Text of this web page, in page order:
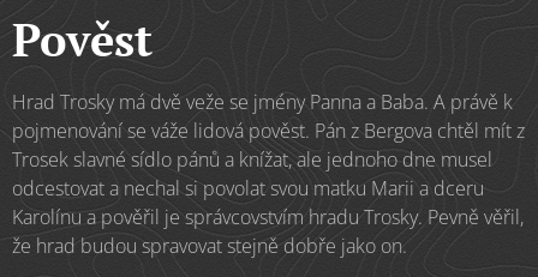
Pověst
Hrad Trosky má dvě veže se jmény Panna a Baba. A právě k
pojmenování se váže lidová pověst. Pán z Bergova chtěl mít z
Trosek slavné sídlo pánů a knížat, ale jednoho dne musel
odcestovat a nechal si povolat svou matku Marii a dceru
Karolínu a pověřil je správcovstvím hradu Trosky. Pevně věřil,
že hrad budou spravovat stejně dobře jako on.